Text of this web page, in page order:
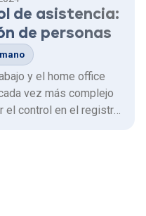
de asistencia:
de personas
y el home office
vez más complejo
el control en el registro